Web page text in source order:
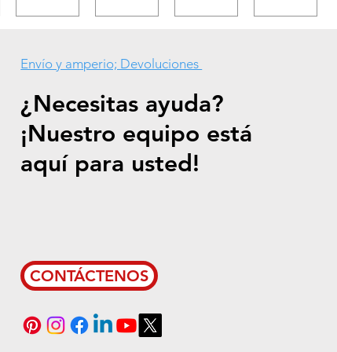
Envío y amperio; Devoluciones
¿Necesitas ayuda?
¡Nuestro equipo está
aquí para usted!
CONTÁCTENOS